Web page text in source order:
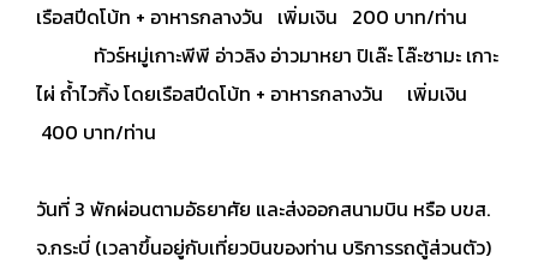
เรือสปีดโบ้ท + อาหารกลางวัน เพิ่มเงิน 200 บาท/ท่าน
ทัวร์หมู่เกาะพีพี อ่าวลิง อ่าวมาหยา ปิเล๊ะ โล๊ะซามะ เกาะ
ไผ่ ถ้ำไวกิ้ง โดยเรือสปีดโบ้ท + อาหารกลางวัน เพิ่มเงิน
400 บาท/ท่าน
วันที่ 3 พักผ่อนตามอัธยาศัย และส่งออกสนามบิน หรือ บขส.
จ.กระบี่ (เวลาขึ้นอยู่กับเที่ยวบินของท่าน บริการรถตู้ส่วนตัว)